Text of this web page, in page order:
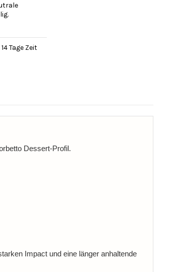
Tage Zeit
Dessert-Profil.
Impact und eine länger anhaltende